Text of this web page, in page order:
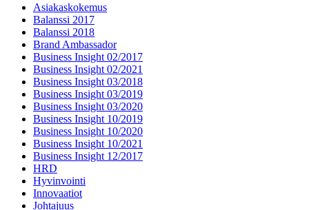
Asiakaskokemus
Balanssi 2017
Balanssi 2018
Brand Ambassador
Business Insight 02/2017
Business Insight 02/2021
Business Insight 03/2018
Business Insight 03/2019
Business Insight 03/2020
Business Insight 10/2019
Business Insight 10/2020
Business Insight 10/2021
Business Insight 12/2017
HRD
Hyvinvointi
Innovaatiot
Johtajuus